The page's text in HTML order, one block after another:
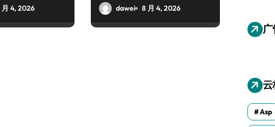
月 4, 2026 dawei 8 月 4, 2026
Asp